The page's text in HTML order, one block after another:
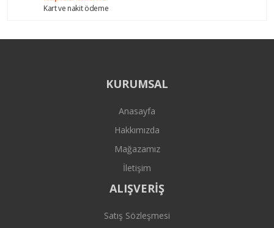
Kart ve nakit ödeme
KURUMSAL
Anasayfa
Hakkımızda
Mağazamız
İletişim
ALIŞVERİŞ
Satış Sözleşmesi